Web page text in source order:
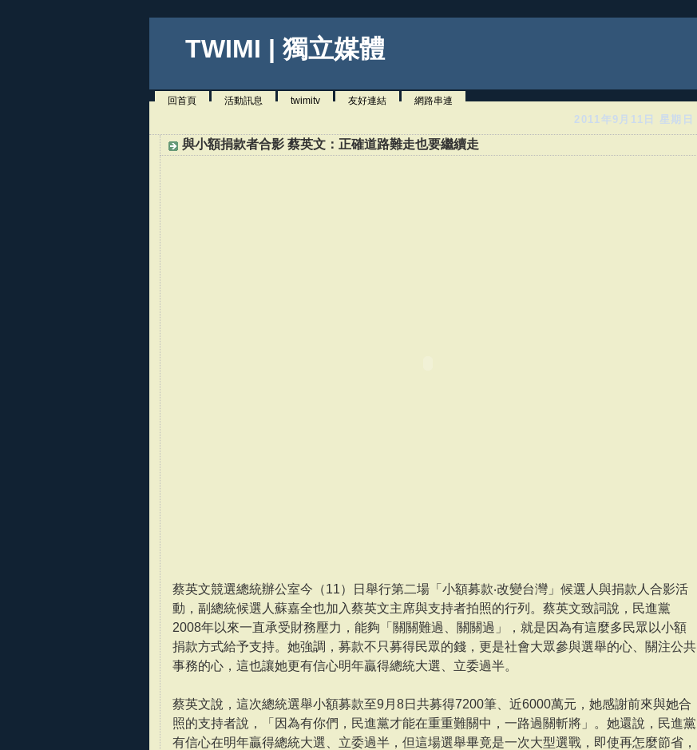
TWIMI | 獨立媒體
回首頁 活動訊息 twimitv 友好連結 網路串連
2011年9月11日 星期日
與小額捐款者合影 蔡英文：正確道路難走也要繼續走
蔡英文競選總統辦公室今（11）日舉行第二場「小額募款‧改變台灣」候選人與捐款人合影活
動，副總統候選人蘇嘉全也加入蔡英文主席與支持者拍照的行列。蔡英文致詞說，民進黨
2008年以來一直承受財務壓力，能夠「關關難過、關關過」，就是因為有這麼多民眾以小額
捐款方式給予支持。她強調，募款不只募得民眾的錢，更是社會大眾參與選舉的心、關注公共
事務的心，這也讓她更有信心明年贏得總統大選、立委過半。
蔡英文說，這次總統選舉小額募款至9月8日共募得7200筆、近6000萬元，她感謝前來與她合
照的支持者說，「因為有你們，民進黨才能在重重難關中，一路過關斬將」。她還說，民進黨
有信心在明年贏得總統大選、立委過半，但這場選舉畢竟是一次大型選戰，即使再怎麼節省，